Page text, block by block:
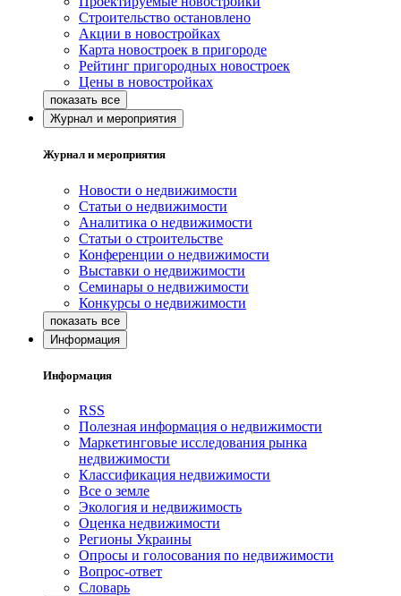
Строительство остановлено
Акции в новостройках
Карта новостроек в пригороде
Рейтинг пригородных новостроек
Цены в новостройках
Журнал и мероприятия
Журнал и мероприятия
Новости о недвижимости
Статьи о недвижимости
Аналитика о недвижимости
Статьи о строительстве
Конференции о недвижимости
Выставки о недвижимости
Семинары о недвижимости
Конкурсы о недвижимости
Информация
Информация
RSS
Полезная информация о недвижимости
Маркетинговые исследования рынка
недвижимости
Классификация недвижимости
Все о земле
Экология и недвижимость
Оценка недвижимости
Регионы Украины
Опросы и голосования по недвижимости
Вопрос-ответ
Словарь